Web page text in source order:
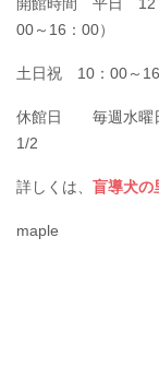
00～16：00）
土日祝 10：00～
休館日 毎週水曜日
1/2
詳しくは、 盲導犬
maple